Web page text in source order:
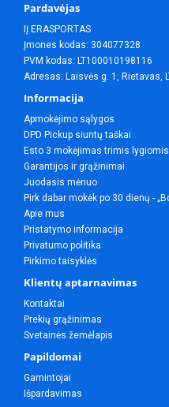
Pardavėjas
IĮ ERASPORTAS
Įmones kodas: 304077328
PVM kodas: LT100010198116
Adresas: Laisvės g. 1, Rietavas,
Informacija
Apmokėjimo sąlygos
DPD Pickup siuntų taškai
Esto 3 mokėjimas trimis
Garantijos ir grąžinimai
Juodasis mėnuo
Pirk dabar mokėk po 30 dienų -
Apie mus
Pristatymo informacija
Privatumo politika
Pirkimo taisyklės
Klientų aptarnavimas
Kontaktai
Prekių grąžinimas
Svetainės žemėlapis
Papildomai
Gamintojai
Išpardavimas